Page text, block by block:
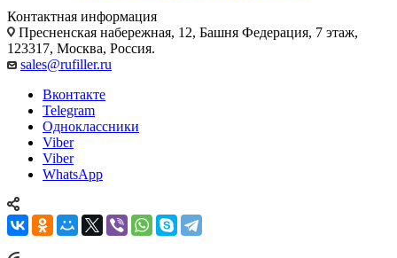
Контактная информация
Пресненская набережная, 12, Башня Федерация, 7 этаж,
123317, Москва, Россия.
sales@rufiller.ru
Вконтакте
Telegram
Одноклассники
Viber
Viber
WhatsApp